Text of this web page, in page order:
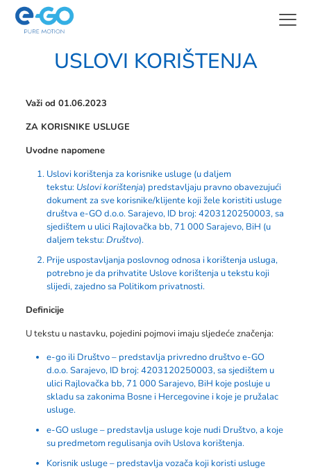
USLOVI KORIŠTENJA
Važi od 01.06.2023
ZA KORISNIKE USLUGE
Uvodne napomene
Uslovi korištenja za korisnike usluge (u daljem
tekstu: Uslovi korištenja) predstavljaju pravno obavezujući
dokument za sve korisnike/klijente koji žele koristiti usluge
društva e-GO d.o.o. Sarajevo, ID broj: 4203120250003, sa
sjedištem u ulici Rajlovačka bb, 71 000 Sarajevo, BiH (u
daljem tekstu:Društvo).
Prije uspostavljanja poslovnog odnosa i korištenja usluga,
potrebno je da prihvatite Uslove korištenja u tekstu koji
slijedi, zajedno sa Politikom privatnosti.
Definicije
U tekstu u nastavku, pojedini pojmovi imaju sljedeće značenja:
e-go ili Društvo – predstavlja privredno društvo e-GO
d.o.o. Sarajevo, ID broj: 4203120250003, sa sjedištem u
ulici Rajlovačka bb, 71 000 Sarajevo, BiH koje posluje u
skladu sa zakonima Bosne i Hercegovine i koje je pružalac
usluge.
e-GO usluge – predstavlja usluge koje nudi Društvo, a koje
su predmetom regulisanja ovih Uslova korištenja.
Korisnik usluge – predstavlja vozača koji koristi usluge